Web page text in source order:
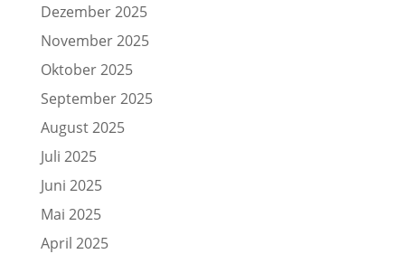
Dezember 2025
November 2025
Oktober 2025
September 2025
August 2025
Juli 2025
Juni 2025
Mai 2025
April 2025